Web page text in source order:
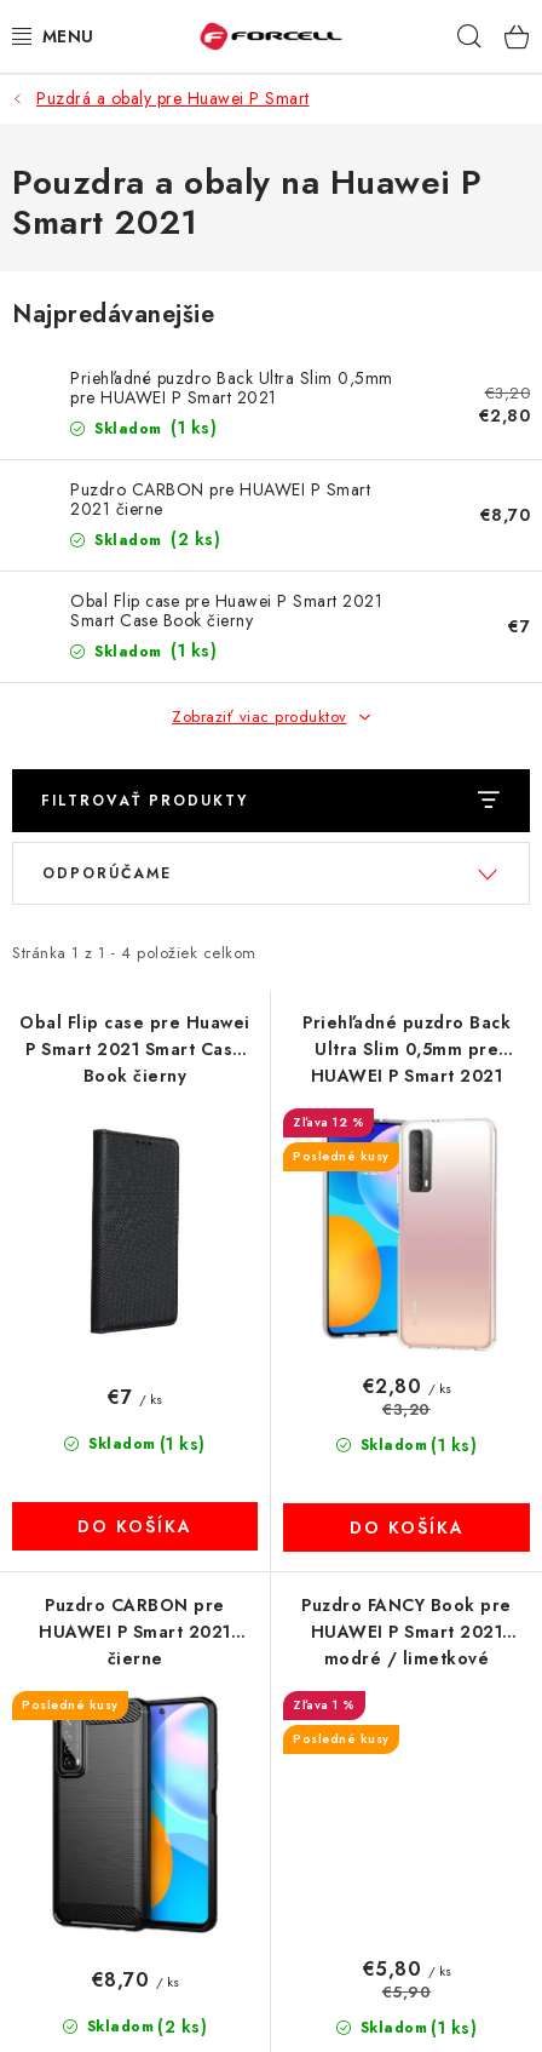
na
PUZDRÁ A OBALY
TVRDENÉ SKLÁ
DÁTOVÉ KÁBLE
BATÉRIE DO MOBILOV
ŠPORT A HOBBY
NÁRAMKY NA HODINKY
SLÚCHADLÁ, REPRODUKTORY A MIKROFÓNY
TIPY NA DARČEKY
PAMÄŤOVÉ KARTY A DISKY
PRÍSLUŠENSTVO K NOTEBOOKOM A PC
BATÉRIE VARTA
OSTATNÉ PRÍSLUŠENSTVO
VÝPREDAJ
Podmienky ochrany osobných údajov
Reklamácia
Puzdrá a obaly pre Huawei P Smart
Pouzdra a obaly na Huawei P
Smart 2021
Najpredávanejšie
Priehľadné puzdro Back Ultra Slim 0,5mm
pre HUAWEI P Smart 2021
Skladom (1 ks)
€3,20
€2,80
Puzdro CARBON pre HUAWEI P Smart
2021 čierne
Skladom (2 ks)
€8,70
Obal Flip case pre Huawei P Smart 2021
Smart Case Book čierny
Skladom (1 ks)
€7
Zobraziť viac produktov
FILTROVAŤ PRODUKTY
V
i
p
Stránka 1 z 1 - 4 položiek celkom
R
e
e
ODPORÚČAME
Obal Flip case pre Huawei
P Smart 2021 Smart Case
Book čierny
Skladom (1 ks)
€7 / ks
DO KOŠÍKA
Priehľadné puzdro Back
Ultra Slim 0,5mm pre
HUAWEI P Smart 2021
12 %
Posledné kusy
Skladom (1 ks)
€2,80 / ks
€3,20
DO KOŠÍKA
Puzdro CARBON pre
HUAWEI P Smart 2021
čierne
Posledné kusy
Skladom (2 ks)
€8,70 / ks
Puzdro FANCY Book pre
HUAWEI P Smart 2021
modré / limetkové
1 %
Posledné kusy
Skladom (1 ks)
€5,80 / ks
€5,90